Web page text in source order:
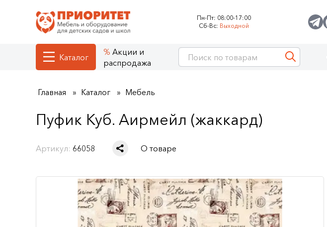
Пн-Пт: 08:00-17:00
Сб-Вс: Выходной
Каталог
Акции и
распродажа
Главная Каталог Мебель
Пуфик Куб. Аирмейл (жаккард)
Артикул: 66058 О товаре